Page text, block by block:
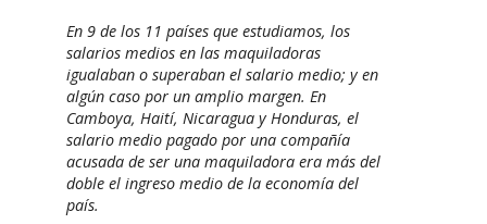
En 9 de los 11 países que estudiamos, los
salarios medios en las maquiladoras
igualaban o superaban el salario medio; y en
algún caso por un amplio margen. En
Camboya, Haití, Nicaragua y Honduras, el
salario medio pagado por una compañía
acusada de ser una maquiladora era más del
doble el ingreso medio de la economía del
país.